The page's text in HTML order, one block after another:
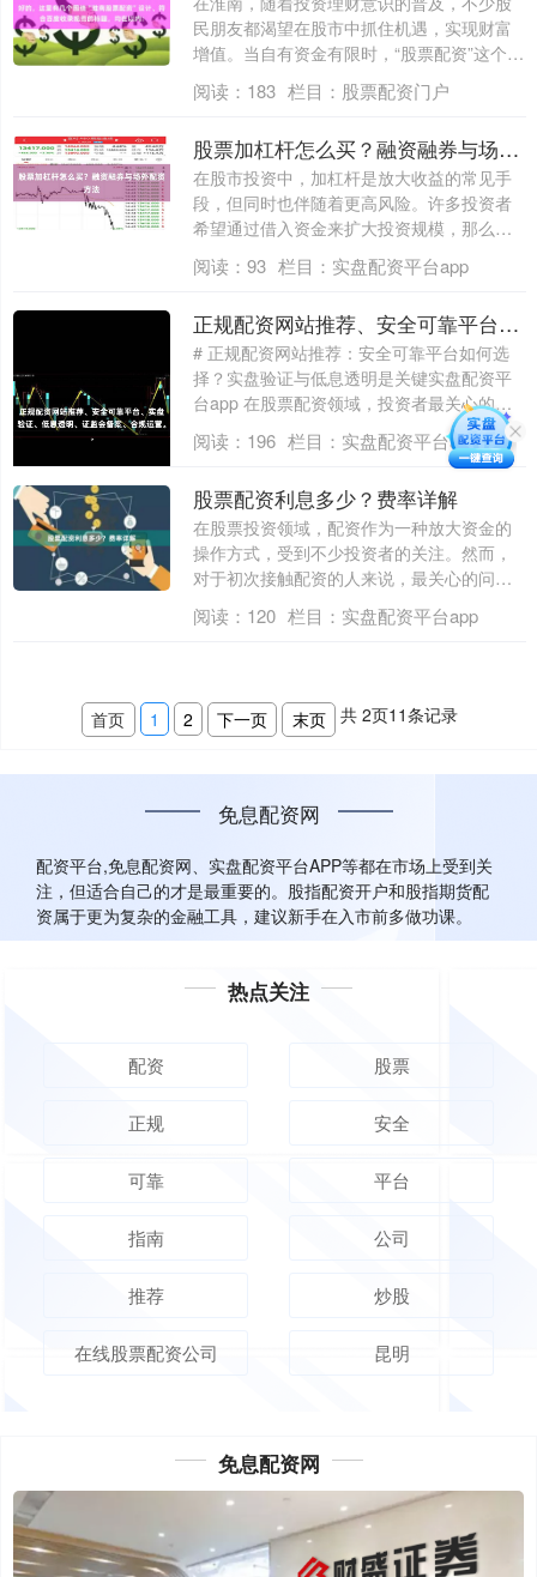
民朋友都渴望在股市中抓住机遇，实现财富
增值。当自有资金有限时，“股票配资”这个词
汇....
阅读： 183 栏目： 股票配资门户
股票加杠杆怎么买？融资融券与场外配资方法
在股市投资中，加杠杆是放大收益的常见手
段，但同时也伴随着更高风险。许多投资者
希望通过借入资金来扩大投资规模，那么股
票加杠....
阅读： 93 栏目： 实盘配资平台app
正规配资网站推荐、安全可靠平台、实盘验证、低息透明、证监会备案、合规运营。
# 正规配资网站推荐：安全可靠平台如何选
择？实盘验证与低息透明是关键实盘配资平
台app 在股票配资领域，投资者最关心的
莫....
阅读： 196 栏目： 实盘配资平台app
股票配资利息多少？费率详解
在股票投资领域，配资作为一种放大资金的
操作方式，受到不少投资者的关注。然而，
对于初次接触配资的人来说，最关心的问题
之一就....
阅读： 120 栏目： 实盘配资平台app
首页 1 2 下一页 末页 共 2页11条记录
免息配资网
配资平台,免息配资网、实盘配资平台APP等都在市场上受到关
注，但适合自己的才是最重要的。股指配资开户和股指期货配
资属于更为复杂的金融工具，建议新手在入市前多做功课。
热点关注
配资 股票
正规 安全
可靠 平台
指南 公司
推荐 炒股
在线股票配资公司 昆明
免息配资网